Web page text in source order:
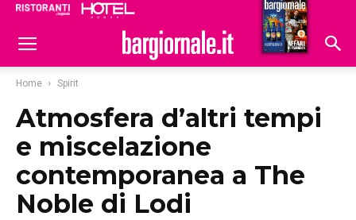
Hoteldomani
Home Spirit
Atmosfera d’altri tempi
e miscelazione
contemporanea a The
Noble di Lodi